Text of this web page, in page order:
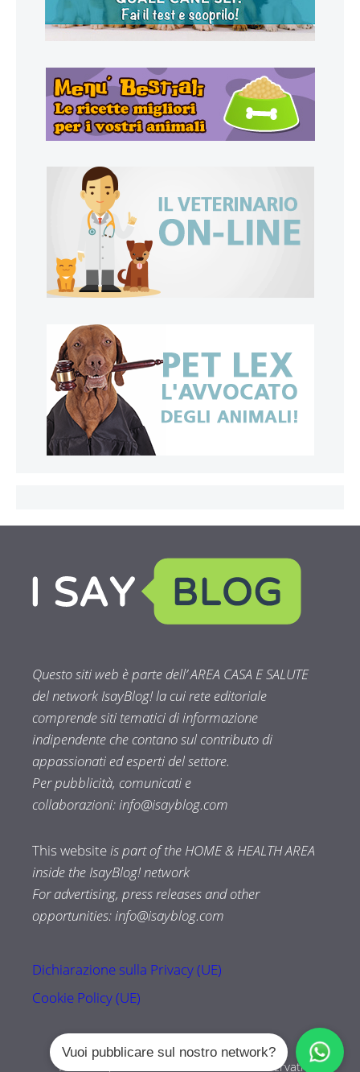
Questo siti web è parte dell’ AREA CASA E SALUTE
del network IsayBlog! la cui rete editoriale
comprende siti tematici di informazione
indipendente che contano sul contributo di
appassionati ed esperti del settore.
Per pubblicità, comunicati e
collaborazioni:info@isayblog.com
This websiteis part of the HOME & HEALTH AREA
inside the IsayBlog! network
For advertising, press releases and other
opportunities:info@isayblog.com
Dichiarazione sulla Privacy (UE)
Cookie Policy (UE)
Tuttozampe.com © 2026 Tutti i diritti riservati
Vuoi pubblicare sul nostro network?